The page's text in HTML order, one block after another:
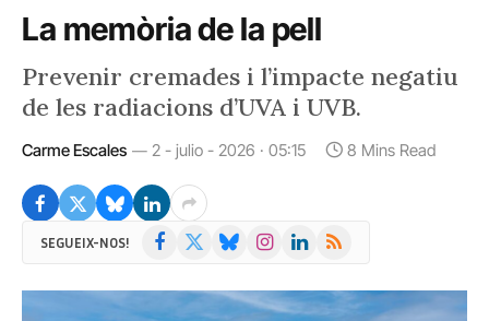
La memòria de la pell
Prevenir cremades i l’impacte negatiu
de les radiacions d’UVA i UVB.
Carme Escales 2 - julio - 2026 · 05:15 8 Mins Read
SEGUEIX-NOS! Facebook BlueskyInstagramLinkedIn
RSS